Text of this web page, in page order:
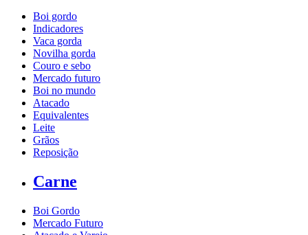
Boi gordo
Indicadores
Vaca gorda
Novilha gorda
Couro e sebo
Mercado futuro
Boi no mundo
Atacado
Equivalentes
Leite
Grãos
Reposição
Carne
Boi Gordo
Mercado Futuro